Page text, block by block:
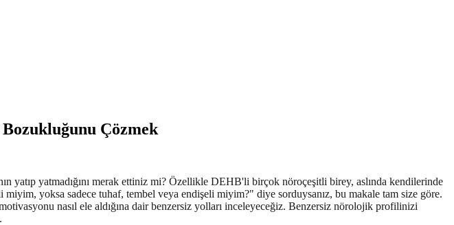
Çözmek
yatıp yatmadığını merak ettiniz mi? Özellikle DEHB'li birçok nöroçeşitli birey, aslında kendilerinde
yoksa sadece tuhaf, tembel veya endişeli miyim?" diye sorduysanız, bu makale tam size göre.
nasıl ele aldığına dair benzersiz yolları inceleyeceğiz. Benzersiz nörolojik profilinizi